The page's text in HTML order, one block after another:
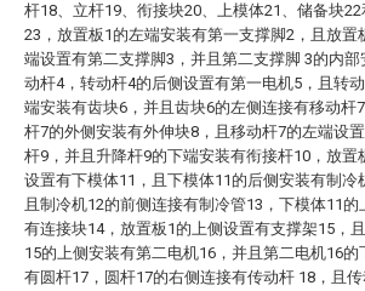
杆18、立杆19、衔接块20、上模体21、储备块
23，放置板1的左端安装有第一支撑脚2，且放置
端设置有第二支撑脚3，并且第二支撑脚 3的内部
动杆4，转动杆4的后侧设置有第一电机5，且转
端安装有齿块6，并且齿块6的左侧连接有移动杆
杆7的外侧安装有外伸块8，且移动杆7的左端设
杆9，并且升降杆9的下端安装有衔接杆10，放置
设置有下模体11，且下模体11的后侧安装有制冷
且制冷机12的前侧连接有制冷管13，下模体11的
有连接块14，放置板1的上侧设置有支撑架15，
15的上侧安装有第二电机16，并且第二电机16的
有圆杆17，圆杆17的右侧连接有传动杆 18，且